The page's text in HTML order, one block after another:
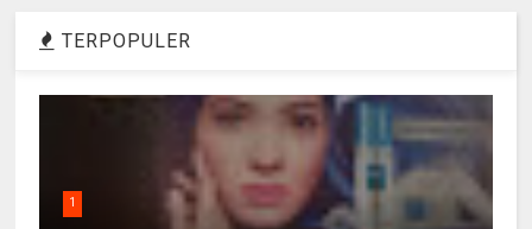
TERPOPULER
1